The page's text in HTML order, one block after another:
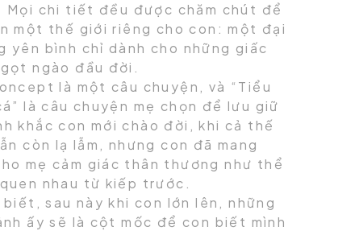
Mọi chi tiết đều được chăm chút để
một thế giới riêng cho con: một đại
yên bình chỉ dành cho những giấc
ngào đầu đời.
là một câu chuyện, và “Tiểu
là câu chuyện mẹ chọn để lưu giữ
khắc con mới chào đời, khi cả thế
còn lạ lẫm, nhưng con đã mang
mẹ cảm giác thân thương như thể
nhau từ kiếp trước.
biết, sau này khi con lớn lên, những
ấy sẽ là cột mốc để con biết mình